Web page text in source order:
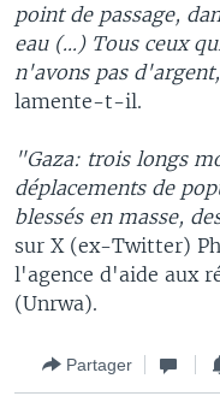
point de passage,
eau (...) Tous ceux
n'avons pas
lamente-t-il.
"Gaza: trois longs
déplacements de
blessés en masse,
sur X (ex-Twitter)
l'agence d'aide aux
(Unrwa).
Partager